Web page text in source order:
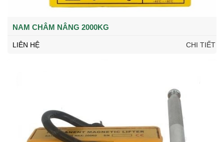
NAM CHÂM NÂNG 2000KG
LIÊN HỆ CHI TIẾT